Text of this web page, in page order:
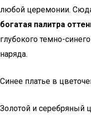
любой церемонии.
богатая палитра
глубокого темно-
наряда.
Синее платье в
Золотой и серебряный